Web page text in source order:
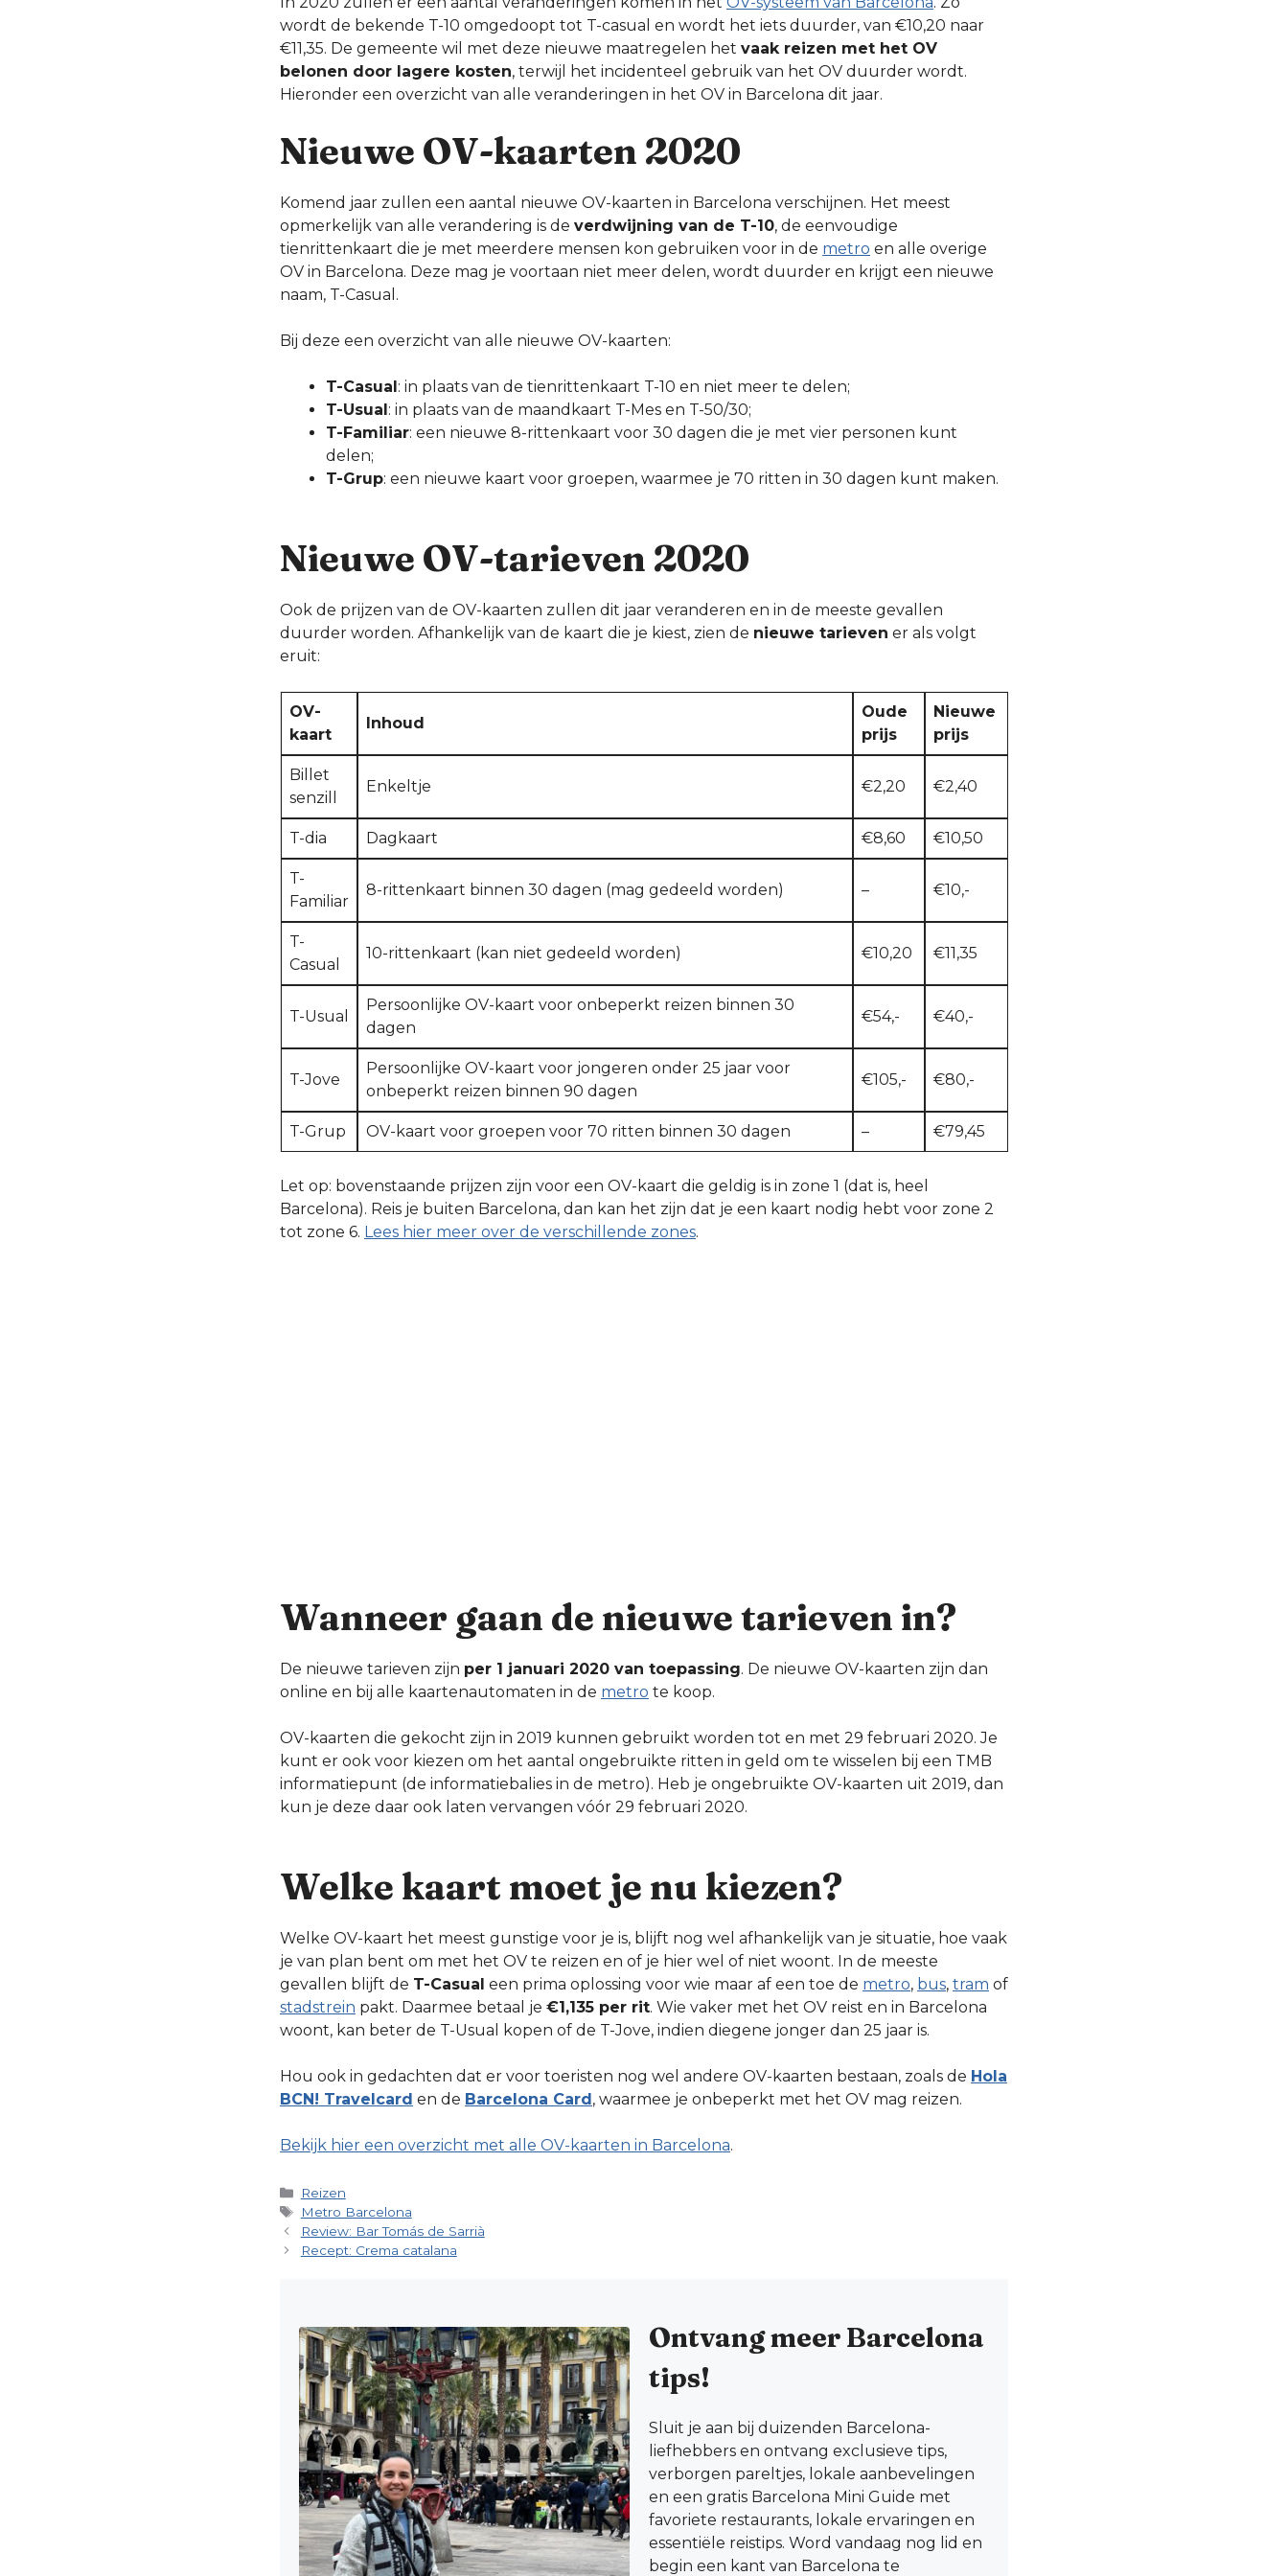
wordt de bekende T-10 omgedoopt tot T-casual en wordt het iets duurder, van €10,20 naar
€11,35. De gemeente wil met deze nieuwe maatregelen het vaak reizen met het OV
belonen door lagere kosten, terwijl het incidenteel gebruik van het OV duurder wordt.
Hieronder een overzicht van alle veranderingen in het OV in Barcelona dit jaar.
Nieuwe OV-kaarten 2020
Komend jaar zullen een aantal nieuwe OV-kaarten in Barcelona verschijnen. Het meest
opmerkelijk van alle verandering is de verdwijning van de T-10, de eenvoudige
tienrittenkaart die je met meerdere mensen kon gebruiken voor in de metro en alle overige
OV in Barcelona. Deze mag je voortaan niet meer delen, wordt duurder en krijgt een nieuwe
naam, T-Casual.
Bij deze een overzicht van alle nieuwe OV-kaarten:
T-Casual: in plaats van de tienrittenkaart T-10 en niet meer te delen;
T-Usual: in plaats van de maandkaart T-Mes en T-50/30;
T-Familiar: een nieuwe 8-rittenkaart voor 30 dagen die je met vier personen kunt
delen;
T-Grup: een nieuwe kaart voor groepen, waarmee je 70 ritten in 30 dagen kunt maken.
Nieuwe OV-tarieven 2020
Ook de prijzen van de OV-kaarten zullen dit jaar veranderen en in de meeste gevallen
duurder worden. Afhankelijk van de kaart die je kiest, zien de nieuwe tarieven er als volgt
eruit:
OV-
kaart
Inhoud
Oude
prijs
Nieuwe
prijs
Billet
senzill
Enkeltje €2,20 €2,40
T-dia Dagkaart €8,60 €10,50
T-
Familiar
8-rittenkaart binnen 30 dagen (mag gedeeld worden) – €10,-
T-
Casual
10-rittenkaart (kan niet gedeeld worden) €10,20 €11,35
T-Usual
Persoonlijke OV-kaart voor onbeperkt reizen binnen 30
dagen
€54,- €40,-
T-Jove
Persoonlijke OV-kaart voor jongeren onder 25 jaar voor
onbeperkt reizen binnen 90 dagen
€105,- €80,-
T-Grup OV-kaart voor groepen voor 70 ritten binnen 30 dagen – €79,45
Let op: bovenstaande prijzen zijn voor een OV-kaart die geldig is in zone 1 (dat is, heel
Barcelona). Reis je buiten Barcelona, dan kan het zijn dat je een kaart nodig hebt voor zone 2
tot zone 6. Lees hier meer over de verschillende zones.
Wanneer gaan de nieuwe tarieven in?
De nieuwe tarieven zijn per 1 januari 2020 van toepassing. De nieuwe OV-kaarten zijn dan
online en bij alle kaartenautomaten in de metro te koop.
OV-kaarten die gekocht zijn in 2019 kunnen gebruikt worden tot en met 29 februari 2020. Je
kunt er ook voor kiezen om het aantal ongebruikte ritten in geld om te wisselen bij een TMB
informatiepunt (de informatiebalies in de metro). Heb je ongebruikte OV-kaarten uit 2019, dan
kun je deze daar ook laten vervangen vóór 29 februari 2020.
Welke kaart moet je nu kiezen?
Welke OV-kaart het meest gunstige voor je is, blijft nog wel afhankelijk van je situatie, hoe vaak
je van plan bent om met het OV te reizen en of je hier wel of niet woont. In de meeste
gevallen blijft de T-Casual een prima oplossing voor wie maar af een toe de metro, bus, tram of
stadstrein pakt. Daarmee betaal je €1,135 per rit. Wie vaker met het OV reist en in Barcelona
woont, kan beter de T-Usual kopen of de T-Jove, indien diegene jonger dan 25 jaar is.
Hou ook in gedachten dat er voor toeristen nog wel andere OV-kaarten bestaan, zoals de Hola
BCN! Travelcard en de Barcelona Card, waarmee je onbeperkt met het OV mag reizen.
Bekijk hier een overzicht met alle OV-kaarten in Barcelona.
Categorieën
Reizen
Tags
Metro Barcelona
Review: Bar Tomás de Sarrià
Recept: Crema catalana
Ontvang meer Barcelona
tips!
Sluit je aan bij duizenden Barcelona-
liefhebbers en ontvang exclusieve tips,
verborgen pareltjes, lokale aanbevelingen
en een gratis Barcelona Mini Guide met
favoriete restaurants, lokale ervaringen en
essentiële reistips. Word vandaag nog lid en
begin een kant van Barcelona te